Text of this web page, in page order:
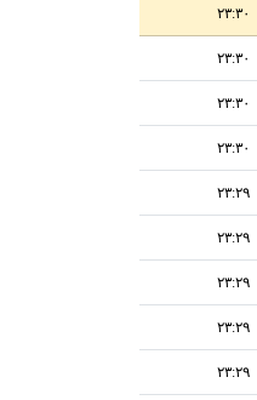
۲۳:۳۰
۲۳:۳۰
۲۳:۳۰
۲۳:۳۰
۲۳:۲۹
۲۳:۲۹
۲۳:۲۹
۲۳:۲۹
۲۳:۲۹